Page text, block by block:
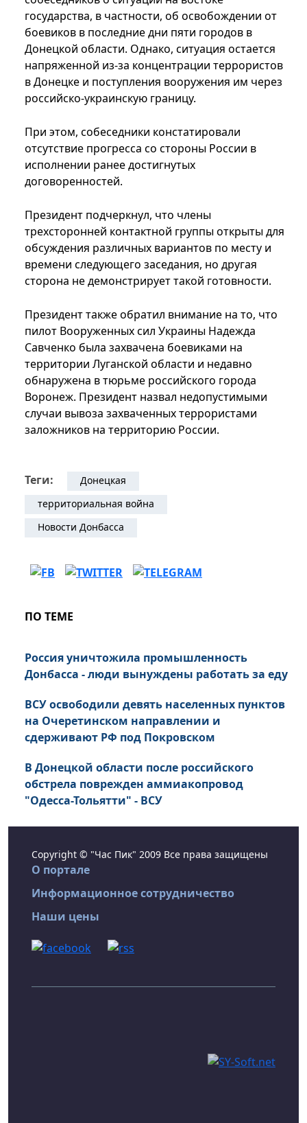
государства, в частности, об освобождении от
боевиков в последние дни пяти городов в
Донецкой области. Однако, ситуация остается
напряженной из-за концентрации террористов
в Донецке и поступления вооружения им через
российско-украинскую границу.
При этом, собеседники констатировали
отсутствие прогресса со стороны России в
исполнении ранее достигнутых
договоренностей.
Президент подчеркнул, что члены
трехсторонней контактной группы открыты для
обсуждения различных вариантов по месту и
времени следующего заседания, но другая
сторона не демонстрирует такой готовности.
Президент также обратил внимание на то, что
пилот Вооруженных сил Украины Надежда
Савченко была захвачена боевиками на
территории Луганской области и недавно
обнаружена в тюрьме российского города
Воронеж. Президент назвал недопустимыми
случаи вывоза захваченных террористами
заложников на территорию России.
Теги:
Донецкая
территориальная война
Новости Донбасса
ПО ТЕМЕ
Россия уничтожила промышленность
Донбасса - люди вынуждены работать за еду
ВСУ освободили девять населенных пунктов
на Очеретинском направлении и
сдерживают РФ под Покровском
В Донецкой области после российского
обстрела поврежден аммиакопровод
"Одесса-Тольятти" - ВСУ
Copyright © "Час Пик" 2009 Все права защищены
О портале
Информационное сотрудничество
Наши цены